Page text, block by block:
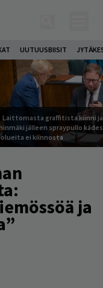
UUTUUSBIISIT
Laittomasta graffitista kiinni
jälleen spraypullo
ei kiinnosta
ja